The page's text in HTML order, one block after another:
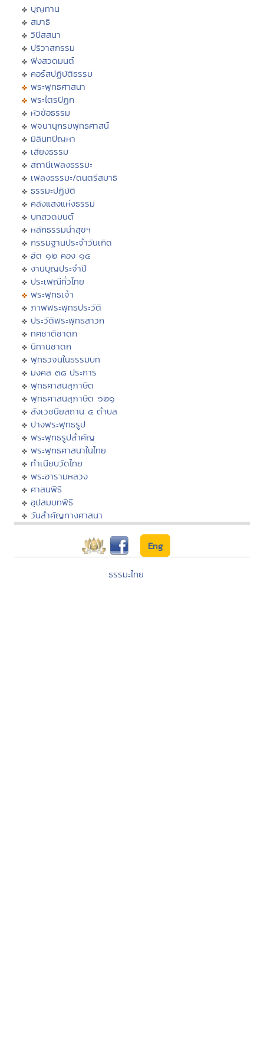
บุญทาน
สมาธิ
วิปัสสนา
ปริวาสกรรม
ฟังสวดมนต์
คอร์สปฏิบัติธรรม
พระพุทธศาสนา
พระไตรปิฏก
หัวข้อธรรม
พจนานุกรมพุทธศาสน์
มิลินทปัญหา
เสียงธรรม
สถานีเพลงธรรมะ
เพลงธรรมะ/ดนตรีสมาธิ
ธรรมะปฏิบัติ
คลังแสงแห่งธรรม
บทสวดมนต์
หลักธรรมนำสุขฯ
กรรมฐานประจำวันเกิด
ฮีต ๑๒ คอง ๑๔
งานบุญประจำปี
ประเพณีทั่วไทย
พระพุทธเจ้า
ภาพพระพุทธประวัติ
ประวัติพระพุทธสาวก
ทศชาติชาดก
นิทานชาดก
พุทธวจนในธรรมบท
มงคล ๓๘ ประการ
พุทธศาสนสุภาษิต
พุทธศาสนสุภาษิต ๖๒๑
สังเวชนียสถาน ๔ ตำบล
ปางพระพุทธรูป
พระพุทธรูปสำคัญ
พระพุทธศาสนาในไทย
ทำเนียบวัดไทย
พระอารามหลวง
ศาสนพิธี
อุปสมบทพิธี
วันสำคัญทางศาสนา
Eng
ธรรมะไทย